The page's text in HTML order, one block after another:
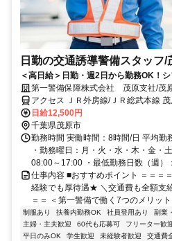
日勤の交通誘導警備スタッフ/
＜高日給＞日勤・週2日から勤務OK！
未経験歓迎★
第一警備保障株式会社 茂原支社/茂
アクセス ＪＲ外房線/ＪＲ総武本線
ＪＲ総武本線 茂原東口徒歩約1分 直
日給12,500円
千葉県茂原市
勤務時間 実働時間：8時間/日 平均勤
・勤務曜日：月・火・水・木・金・
08:00～17:00 ・最低勤務日数（週
仕事内容 ■おすすめポイント ＝＝＝
経験でも厚待遇★ ＼交通費も全額支
＝＝ ＜第一警備で働く7つのメリッ
制服あり 扶養内勤務OK 社員登用あり 副業
主婦・主夫歓迎
60代も応募可 フリーター歓
平日のみOK
学生歓迎 未経験者歓迎 交通費